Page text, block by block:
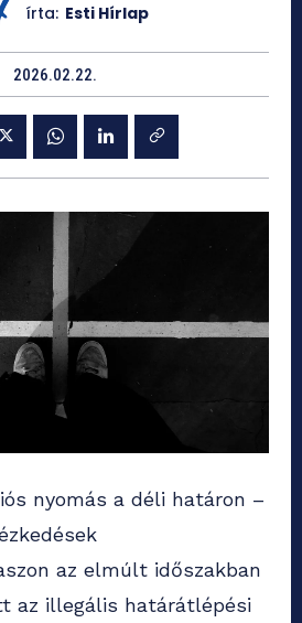
írta: Esti Hírlap
2026.02.22.
nyomás a déli határon –
az elmúlt időszakban
az illegális határátlépési